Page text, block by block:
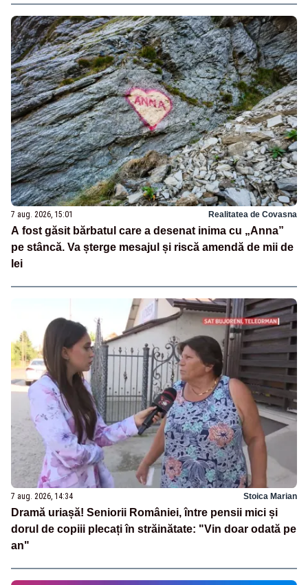
7 aug. 2026, 15:01 Realitatea de Covasna
A fost găsit bărbatul care a desenat inima cu „Anna”
pe stâncă. Va șterge mesajul și riscă amendă de mii de
lei
7 aug. 2026, 14:34 Stoica Marian
Dramă uriașă! Seniorii României, între pensii mici și
dorul de copiii plecați în străinătate: "Vin doar odată pe
an"